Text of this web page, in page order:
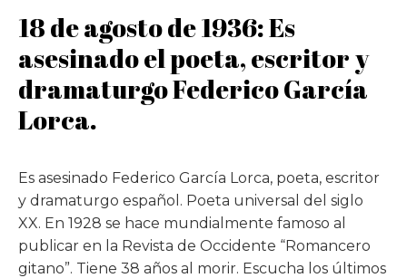
18 de agosto de 1936: Es
asesinado el poeta, escritor y
dramaturgo Federico García
Lorca.
Es asesinado Federico García Lorca, poeta, escritor
y dramaturgo español. Poeta universal del siglo
XX. En 1928 se hace mundialmente famoso al
publicar en la Revista de Occidente “Romancero
gitano”. Tiene 38 años al morir. Escucha los últimos